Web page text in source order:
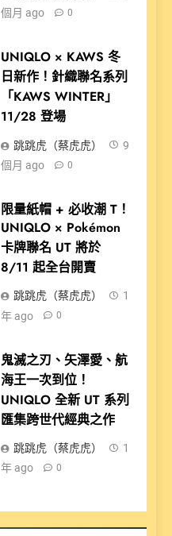
個月 ago
0
UNIQLO × KAWS 冬
日新作！針織聯名系列
「KAWS WINTER」
11/28 登場
跳跳虎（蔡虎虎）
9
個月 ago
0
限量紙帽 + 必收潮 T！
UNIQLO × Pokémon
卡牌聯名 UT 將於
8/11 起全台開賣
跳跳虎（蔡虎虎）
1
年 ago
0
鬼滅之刃、矢澤愛、航
海王一次到位！
UNIQLO 全新 UT 系列
匯集跨世代經典之作
跳跳虎（蔡虎虎）
1
年 ago
0